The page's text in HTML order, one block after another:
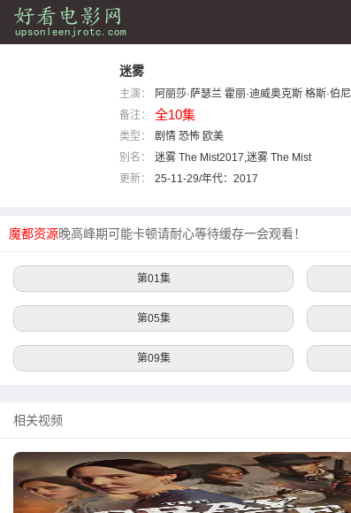
迷雾
主演： 阿丽莎·萨瑟兰 霍丽·迪威奥克斯 格斯·伯尼
瑟斯
备注： 全10集
类型： 剧情 恐怖 欧美
别名：
迷雾 The Mist2017,迷雾 The Mist
更新：
25-11-29/年代： 2017
魔都资源晚高峰期可能卡顿请耐心等待缓存一会观看！
第01集
第05集
第09集
相关视频